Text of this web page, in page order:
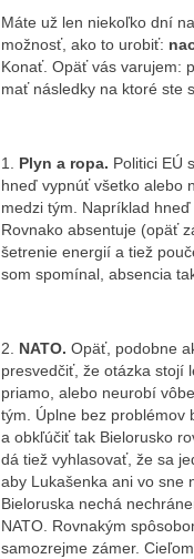
Máte už len niekoľko dní
možnosť, ako to urobiť:
Konať. Opäť vás varujem:
mať následky na ktoré ste
1. Plyn a ropa. Politici EÚ
hneď vypnúť všetko alebo
medzi tým. Napríklad
Rovnako absentuje (opäť
šetrenie energií a tiež
som spomínal, absencia
2. NATO. Opäť, podobne
presvedčiť, že otázka stojí
priamo, alebo neurobí
tým. Úplne bez problémov
a obkľúčiť tak Bielorusko
dá tiež vyhlasovať, že sa
aby Lukašenka ani vo sne
Bieloruska nechá
NATO. Rovnakým
samozrejme zámer.